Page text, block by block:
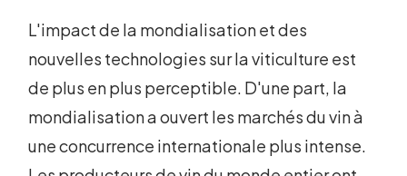
L'impact de la mondialisation et des
nouvelles technologies sur la viticulture est
de plus en plus perceptible. D'une part, la
mondialisation a ouvert les marchés du vin à
une concurrence internationale plus intense.